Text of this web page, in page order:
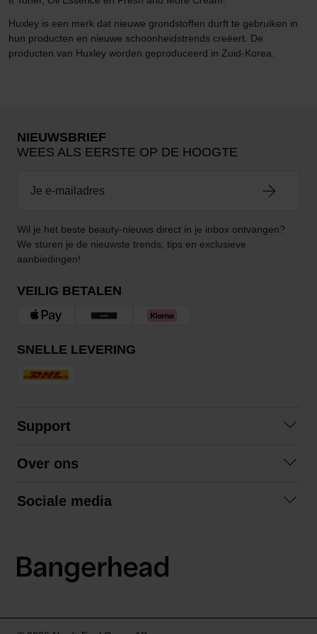
Huxley is een merk dat nieuwe grondstoffen durft te gebruiken in
hun producten en nieuwe schoonheidstrends creëert. De
producten van Huxley worden geproduceerd in Zuid-Korea.
NIEUWSBRIEF
WEES ALS EERSTE OP DE HOOGTE
Wil je het beste beauty-nieuws direct in je inbox ontvangen?
We sturen je de nieuwste trends, tips en exclusieve
aanbiedingen!
VEILIG BETALEN
SNELLE LEVERING
Support
Algemene voorwaarden
Over ons
Sociale media
LinkedIn